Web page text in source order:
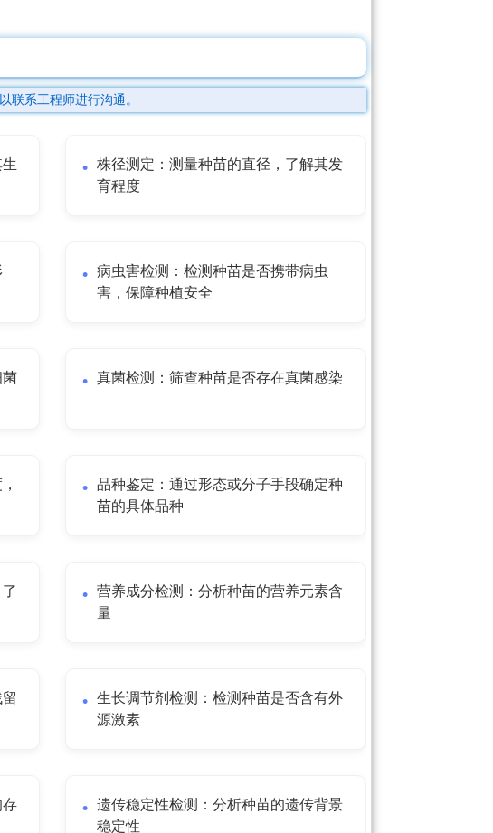
联系工程师进行沟通。
株径测定：测量种苗的直径，了解其发
育程度
病虫害检测：检测种苗是否携带病虫
害，保障种植安全
菌 真菌检测：筛查种苗是否存在真菌感染
品种鉴定：通过形态或分子手段确定种
苗的具体品种
营养成分检测：分析种苗的营养元素含
量
生长调节剂检测：检测种苗是否含有外
源激素
存
遗传稳定性检测：分析种苗的遗传背景
稳定性